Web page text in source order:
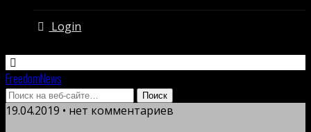
Login
FreedomNews
19.04.2019 • нет комментариев